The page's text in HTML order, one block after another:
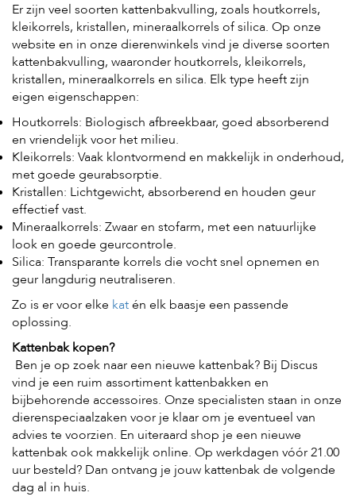
B
l
o
g
W
i
n
k
e
l
s
W
e
b
s
h
o
p
K
a
n
t
e
n
s
e
r
v
i
c
Er zijn veel soorten kattenbakvulling, zoals houtkorrels,
kleikorrels, kristallen, mineraalkorrels of silica. Op onze
website en in onze dierenwinkels vind je diverse soorten
kattenbakvulling, waaronder houtkorrels, kleikorrels,
kristallen, mineraalkorrels en silica. Elk type heeft zijn
eigen eigenschappen:
Houtkorrels: Biologisch afbreekbaar, goed absorberend
en vriendelijk voor het milieu.
Kleikorrels: Vaak klontvormend en makkelijk in onderhoud,
met goede geurabsorptie.
Kristallen: Lichtgewicht, absorberend en houden geur
effectief vast.
Mineraalkorrels: Zwaar en stofarm, met een natuurlijke
look en goede geurcontrole.
Silica: Transparante korrels die vocht snel opnemen en
geur langdurig neutraliseren.
Zo is er voor elke katén elk baasje een passende
oplossing.
Kattenbak kopen?
Ben je op zoek naar een nieuwe kattenbak? Bij Discus
vind je een ruim assortiment kattenbakken en
bijbehorende accessoires. Onze specialisten staan in onze
dierenspeciaalzaken voor je klaar om je eventueel van
advies te voorzien. En uiteraard shop je een nieuwe
kattenbak ook makkelijk online. Op werkdagen vóór 21.00
uur besteld? Dan ontvang je jouw kattenbak de volgende
dag al in huis.